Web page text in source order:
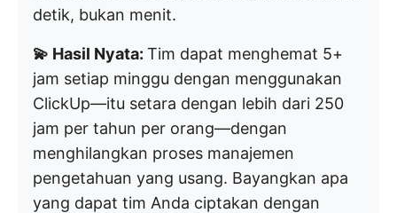
detik, bukan menit.
💫 Hasil Nyata: Tim dapat menghemat 5+
jam setiap minggu dengan menggunakan
ClickUp—itu setara dengan lebih dari 250
jam per tahun per orang—dengan
menghilangkan proses manajemen
pengetahuan yang usang. Bayangkan apa
yang dapat tim Anda ciptakan dengan